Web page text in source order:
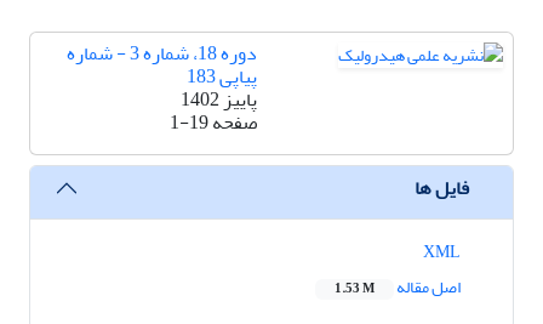
دوره 18، شماره 3 - شماره
پیاپی 183
پاییز 1402
صفحه1-19
فایل ها
اصل مقاله
1.53 M